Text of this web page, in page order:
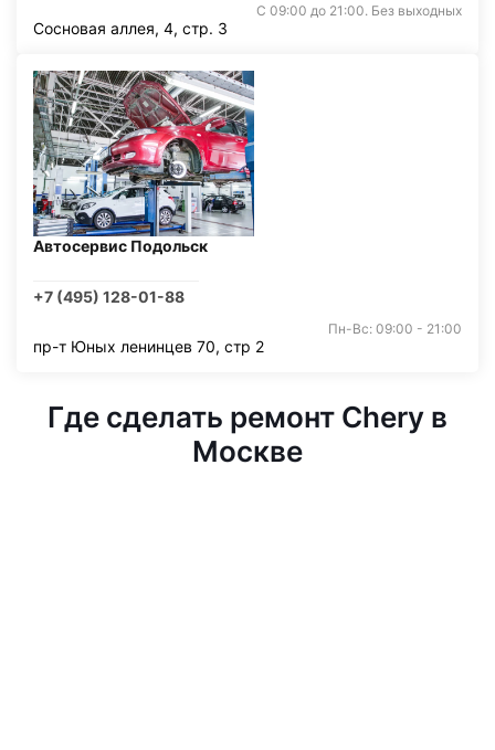
С 09:00 до 21:00. Без выходных
Сосновая аллея, 4, стр. 3
Автосервис Подольск
+7 (495) 128-01-88
Пн-Вс: 09:00 - 21:00
пр-т Юных ленинцев 70, стр 2
Где сделать ремонт Chery в
Москве